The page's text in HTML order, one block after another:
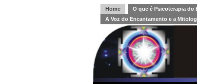
Home O que é Psicoterapia do
A Voz do Encantamento e a